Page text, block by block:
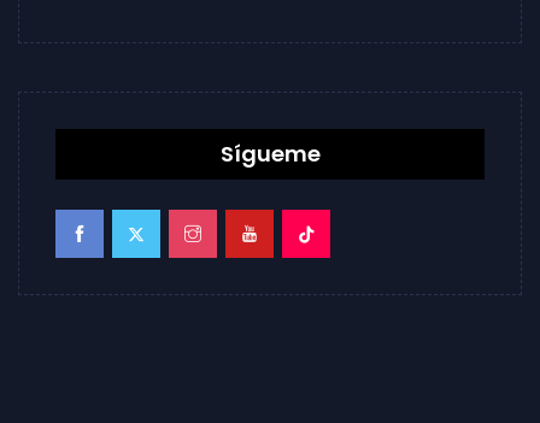
Sígueme